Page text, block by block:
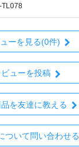
TL078
ーを見る(0件)
ビューを投稿
を友達に教える
ついて問い合わせる